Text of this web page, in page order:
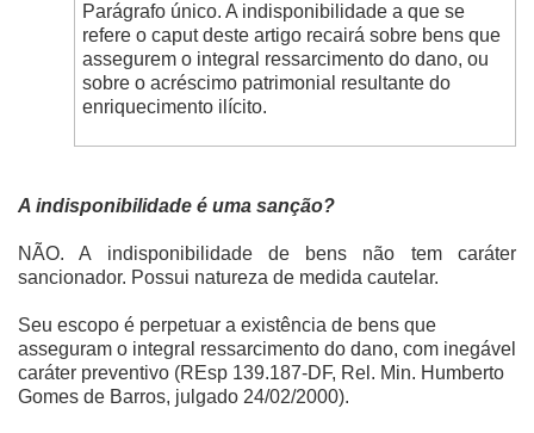
Parágrafo único. A indisponibilidade a que se
refere o caput deste artigo recairá sobre bens que
assegurem o integral ressarcimento do dano, ou
sobre o acréscimo patrimonial resultante do
enriquecimento ilícito.
A indisponibilidade é uma sanção?
NÃO. A indisponibilidade de bens não tem caráter
sancionador. Possui natureza de medida cautelar.
Seu escopo é perpetuar a existência de bens que
asseguram o integral ressarcimento do dano, com inegável
caráter preventivo (REsp 139.187-DF, Rel. Min. Humberto
Gomes de Barros, julgado 24/02/2000).